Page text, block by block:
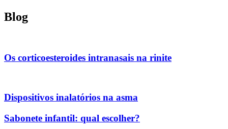
Blog
Os corticoesteroides intranasais na rinite
Dispositivos inalatórios na asma
Sabonete infantil: qual escolher?